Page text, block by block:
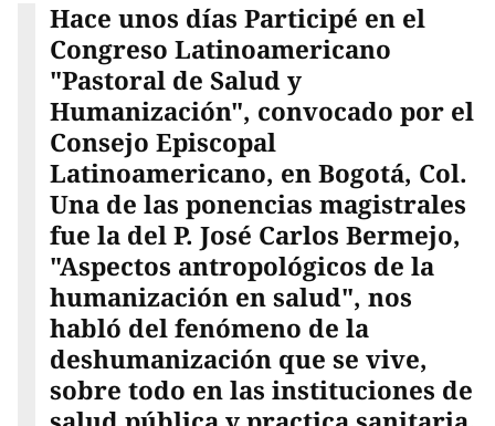
Hace unos días Participé en el
Congreso Latinoamericano
"Pastoral de Salud y
Humanización", convocado por el
Consejo Episcopal
Latinoamericano, en Bogotá, Col.
Una de las ponencias magistrales
fue la del P. José Carlos Bermejo,
"Aspectos antropológicos de la
humanización en salud", nos
habló del fenómeno de la
deshumanización que se vive,
sobre todo en las instituciones de